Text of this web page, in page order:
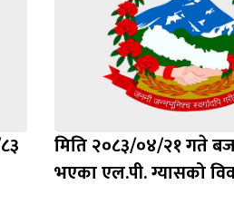
मिति २०८३/०४/२१ गते
भएका एल.पी. ग्यासको